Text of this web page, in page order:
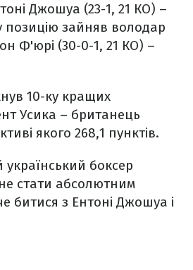
Джошуа (23-1, 21 КО) –
позицію зайняв володар
Ф'юрі (30-0-1, 21 КО) –
10-ку кращих
Усика – британець
якого 268,1 пунктів.
український боксер
стати абсолютним
битися з Ентоні Джошуа і